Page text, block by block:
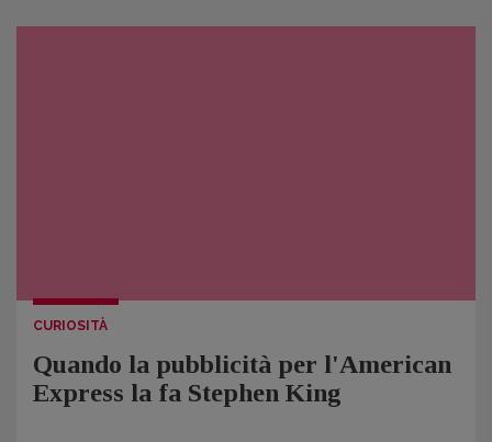
CURIOSITÀ
Quando la pubblicità per l'American
Express la fa Stephen King